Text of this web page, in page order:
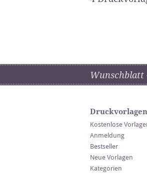
Wunschblatt
Druckvorlagen
Kostenlose
Anmeldung
Bestseller
Neue Vorlagen
Kategorien